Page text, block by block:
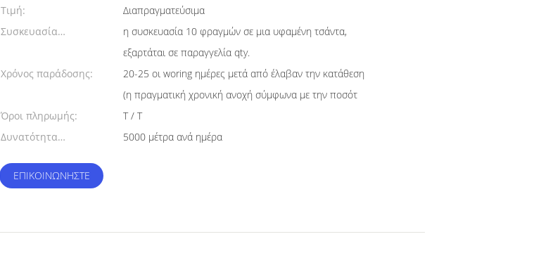
min:
Τιμή:
Διαπραγματεύσιμα
Συσκευασία
η συσκευασία 10 φραγμών σε μια υφαμένη τσάντα,
εξαρτάται σε παραγγελία qty.
Χρόνος παράδοσης:
20-25 οι woring ημέρες μετά από έλαβαν την κατάθεση
(η πραγματική χρονική ανοχή σύμφωνα με την ποσότ
Όροι πληρωμής:
T / T
Δυνατότητα
5000 μέτρα ανά ημέρα
ΕΠΙΚΟΙΝΩΝΉΣΤΕ